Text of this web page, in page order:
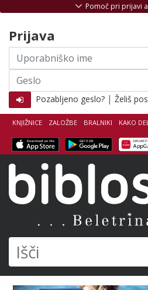
Išči
KNJIŽNICE ZALOŽBE BRALNIKI KAKO
Pomoč pri prijavi
Prijava
Uporabniško
ime
Geslo
Pozabljeno geslo? | Želiš